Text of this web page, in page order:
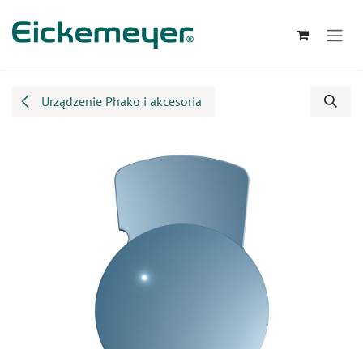
Urządzenie Phako i akcesoria